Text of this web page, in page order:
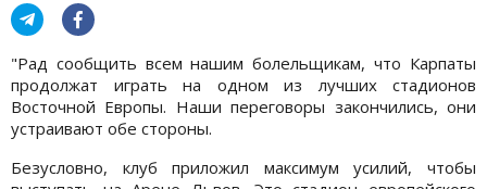
"Рад сообщить всем нашим болельщикам, что Карпаты
продолжат играть на одном из лучших стадионов
Восточной Европы. Наши переговоры закончились, они
устраивают обе стороны.
Безусловно, клуб приложил максимум усилий, чтобы